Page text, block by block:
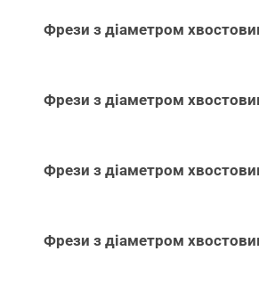
Фрези з діаметром
Фрези з діаметром
Фрези з діаметром
Фрези з діаметром